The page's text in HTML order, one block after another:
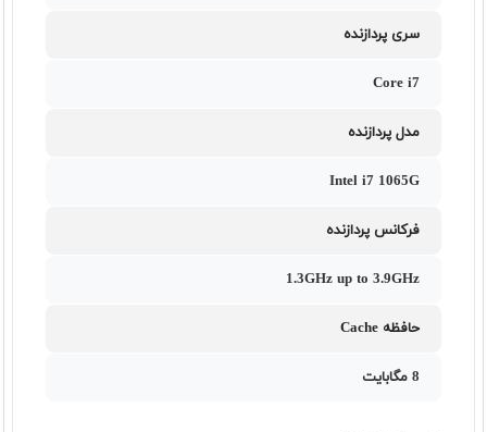
سری پردازنده
Core i7
مدل پردازنده
Intel i7 1065G
فرکانس پردازنده
1.3GHz up to 3.9GHz
حافظه Cache
8 مگابایت